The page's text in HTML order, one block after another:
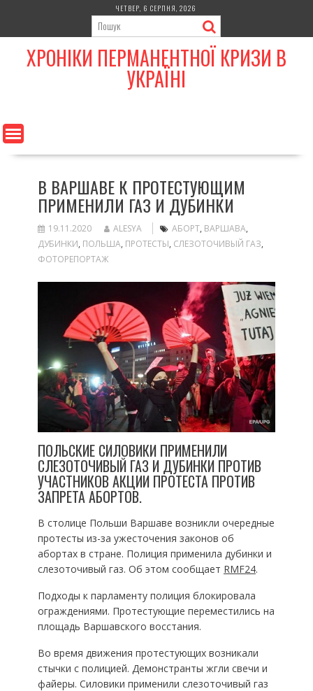
content
ЧЕТВЕР, 6 СЕРПНЯ, 2026
ХРОНІКИ ПЕРМАНЕНТНОЇ КРИЗИ В
УКРАЇНІ
В ВАРШАВЕ К ПРОТЕСТУЮЩИМ
ПРИМЕНИЛИ ГАЗ И ДУБИНКИ
19.11.2020 ALESYA АБОРТ, ВАРШАВА,
ДУБИНКИ, ПОЛЬША, ПРОТЕСТЫ, СЛЕЗОТОЧИВЫЙ ГАЗ,
ФОТОРЕПОРТАЖ
ПОЛЬСКИЕ СИЛОВИКИ ПРИМЕНИЛИ
СЛЕЗОТОЧИВЫЙ ГАЗ И ДУБИНКИ ПРОТИВ
УЧАСТНИКОВ АКЦИИ ПРОТЕСТА ПРОТИВ
ЗАПРЕТА АБОРТОВ.
В столице Польши Варшаве возникли очередные
протесты из-за ужесточения законов об
абортах в стране. Полиция применила дубинки и
слезоточивый газ. Об этом сообщает RMF24.
Подходы к парламенту полиция блокировала
ограждениями. Протестующие переместились на
площадь Варшавского восстания.
Во время движения протестующих возникали
стычки с полицией. Демонстранты жгли свечи и
файеры. Силовики применили слезоточивый газ